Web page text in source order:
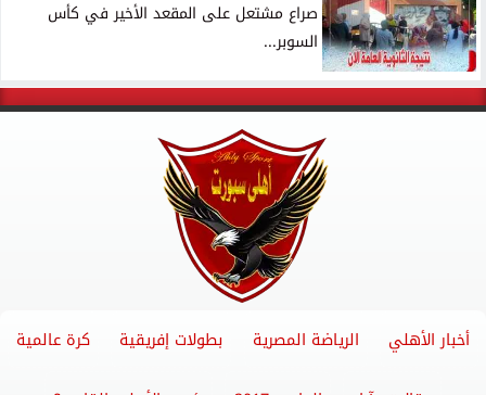
صراع مشتعل على المقعد الأخير في كأس
السوبر...
أخبار الأهلي الرياضة المصرية بطولات إفريقية كرة عالمية